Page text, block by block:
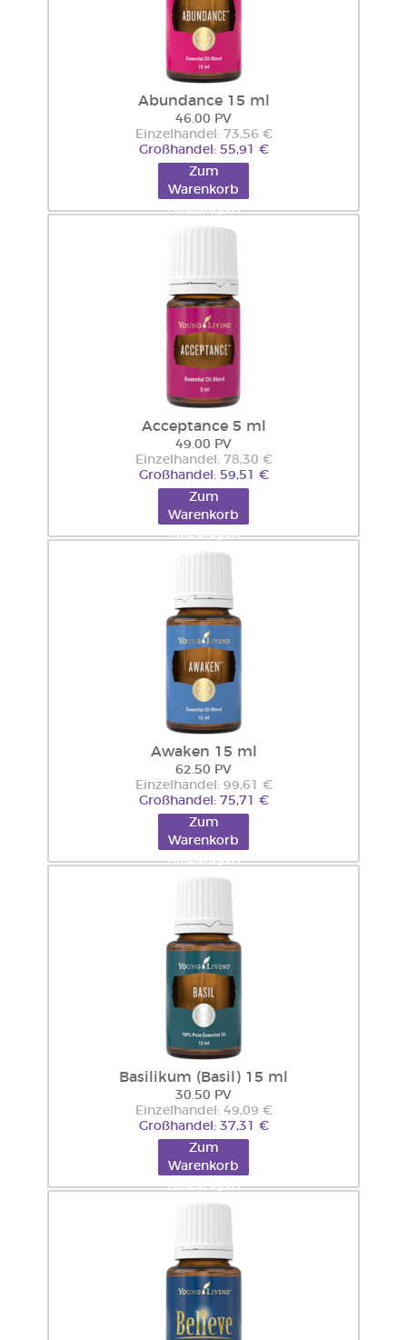
Abundance 15 ml
46.00 PV
Einzelhandel: 73,56 €
Großhandel: 55,91 €
Zum
Warenkorb
hinzufügen
Acceptance 5 ml
49.00 PV
Einzelhandel: 78,30 €
Großhandel: 59,51 €
Zum
Warenkorb
hinzufügen
Awaken 15 ml
62.50 PV
Einzelhandel: 99,61 €
Großhandel: 75,71 €
Zum
Warenkorb
hinzufügen
Basilikum (Basil) 15 ml
30.50 PV
Einzelhandel: 49,09 €
Großhandel: 37,31 €
Zum
Warenkorb
hinzufügen